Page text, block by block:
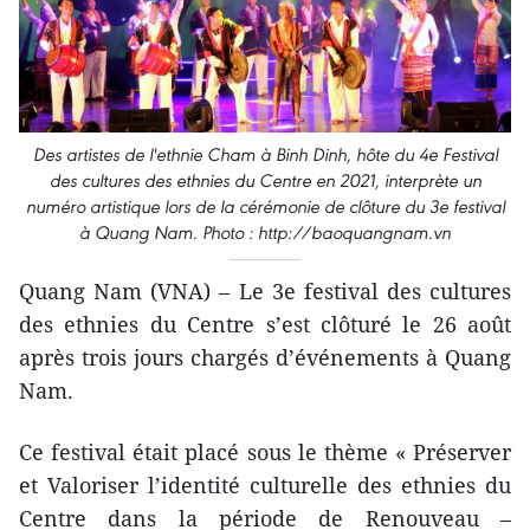
Des artistes de l'ethnie Cham à Binh Dinh, hôte du 4e Festival
des cultures des ethnies du Centre en 2021, interprète un
numéro artistique lors de la cérémonie de clôture du 3e festival
à Quang Nam. Photo : http://baoquangnam.vn
Quang Nam (VNA) – Le 3e festival des cultures
des ethnies du Centre s’est clôturé le 26 août
après trois jours chargés d’événements à Quang
Nam.
Ce festival était placé sous le thème « Préserver
et Valoriser l’identité culturelle des ethnies du
Centre dans la période de Renouveau –